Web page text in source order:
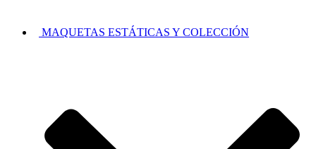
MAQUETAS ESTÁTICAS Y COLECCIÓN